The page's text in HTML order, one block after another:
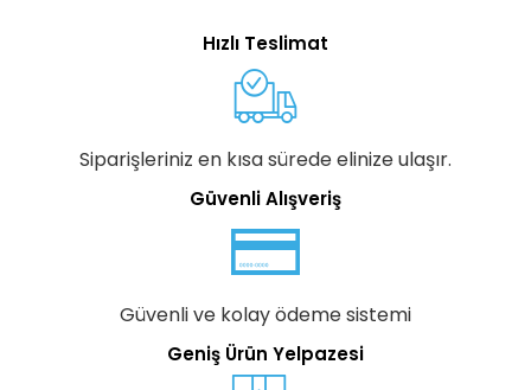
Hızlı Teslimat
Siparişleriniz en kısa sürede elinize ulaşır.
Güvenli Alışveriş
Güvenli ve kolay ödeme sistemi
Geniş Ürün Yelpazesi